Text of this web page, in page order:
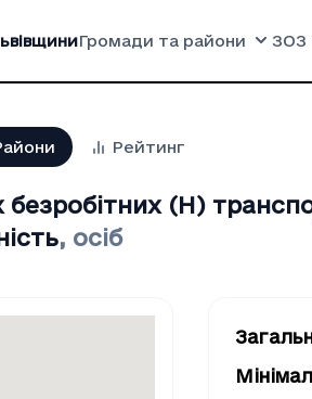
Громади та райони ЗОЗ
Рейтинг
безробітних (H)
, осіб